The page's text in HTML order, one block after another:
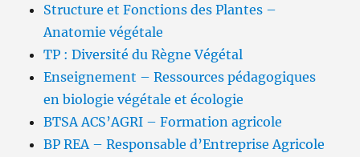
Structure et Fonctions des Plantes –
Anatomie végétale
TP : Diversité du Règne Végétal
Enseignement – Ressources pédagogiques
en biologie végétale et écologie
BTSA ACS’AGRI – Formation agricole
BP REA – Responsable d’Entreprise Agricole